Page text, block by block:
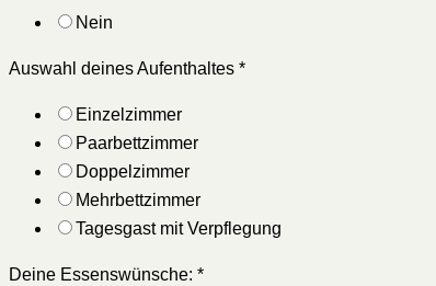
Nein
Auswahl deines Aufenthaltes *
Einzelzimmer
Paarbettzimmer
Doppelzimmer
Mehrbettzimmer
Tagesgast mit Verpflegung
Deine Essenswünsche: *